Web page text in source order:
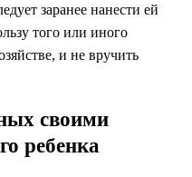
заранее нанести ей
того или иного
и не вручить
своими
ребенка